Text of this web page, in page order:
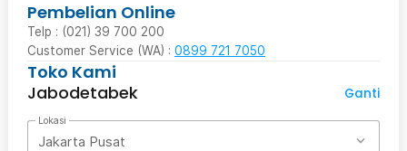
Pembelian Online
Telp : (021) 39 700 200
Customer Service (WA) : 0899 721 7050
Toko Kami
Jabodetabek
Ganti
Lokasi
Jakarta Pusat